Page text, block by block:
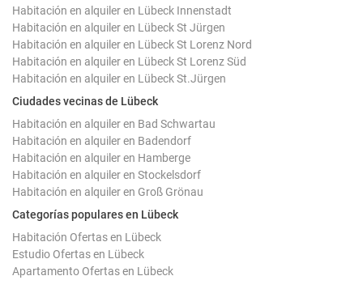
Habitación en alquiler en Lübeck Innenstadt
Habitación en alquiler en Lübeck St Jürgen
Habitación en alquiler en Lübeck St Lorenz Nord
Habitación en alquiler en Lübeck St Lorenz Süd
Habitación en alquiler en Lübeck St.Jürgen
Ciudades vecinas de Lübeck
Habitación en alquiler en Bad Schwartau
Habitación en alquiler en Badendorf
Habitación en alquiler en Hamberge
Habitación en alquiler en Stockelsdorf
Habitación en alquiler en Groß Grönau
Categorías populares en Lübeck
Habitación Ofertas en Lübeck
Estudio Ofertas en Lübeck
Apartamento Ofertas en Lübeck